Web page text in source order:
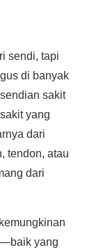
sendi, tapi
di banyak
sakit
yang
dari
tendon, atau
dari
yang